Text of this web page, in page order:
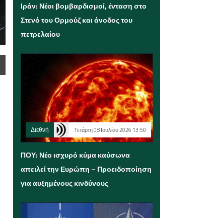
Ιράν: Νέοι βομβαρδισμοί, ένταση στο
Στενό του Ορμούζ και άνοδος του
πετρελαίου
Διεθνή Τετάρτη 08 Ιουλίου 2026 13:50
ΠΟΥ: Νέο ισχυρό κύμα καύσωνα
απειλεί την Ευρώπη – Προειδοποίηση
για αυξημένους κινδύνους